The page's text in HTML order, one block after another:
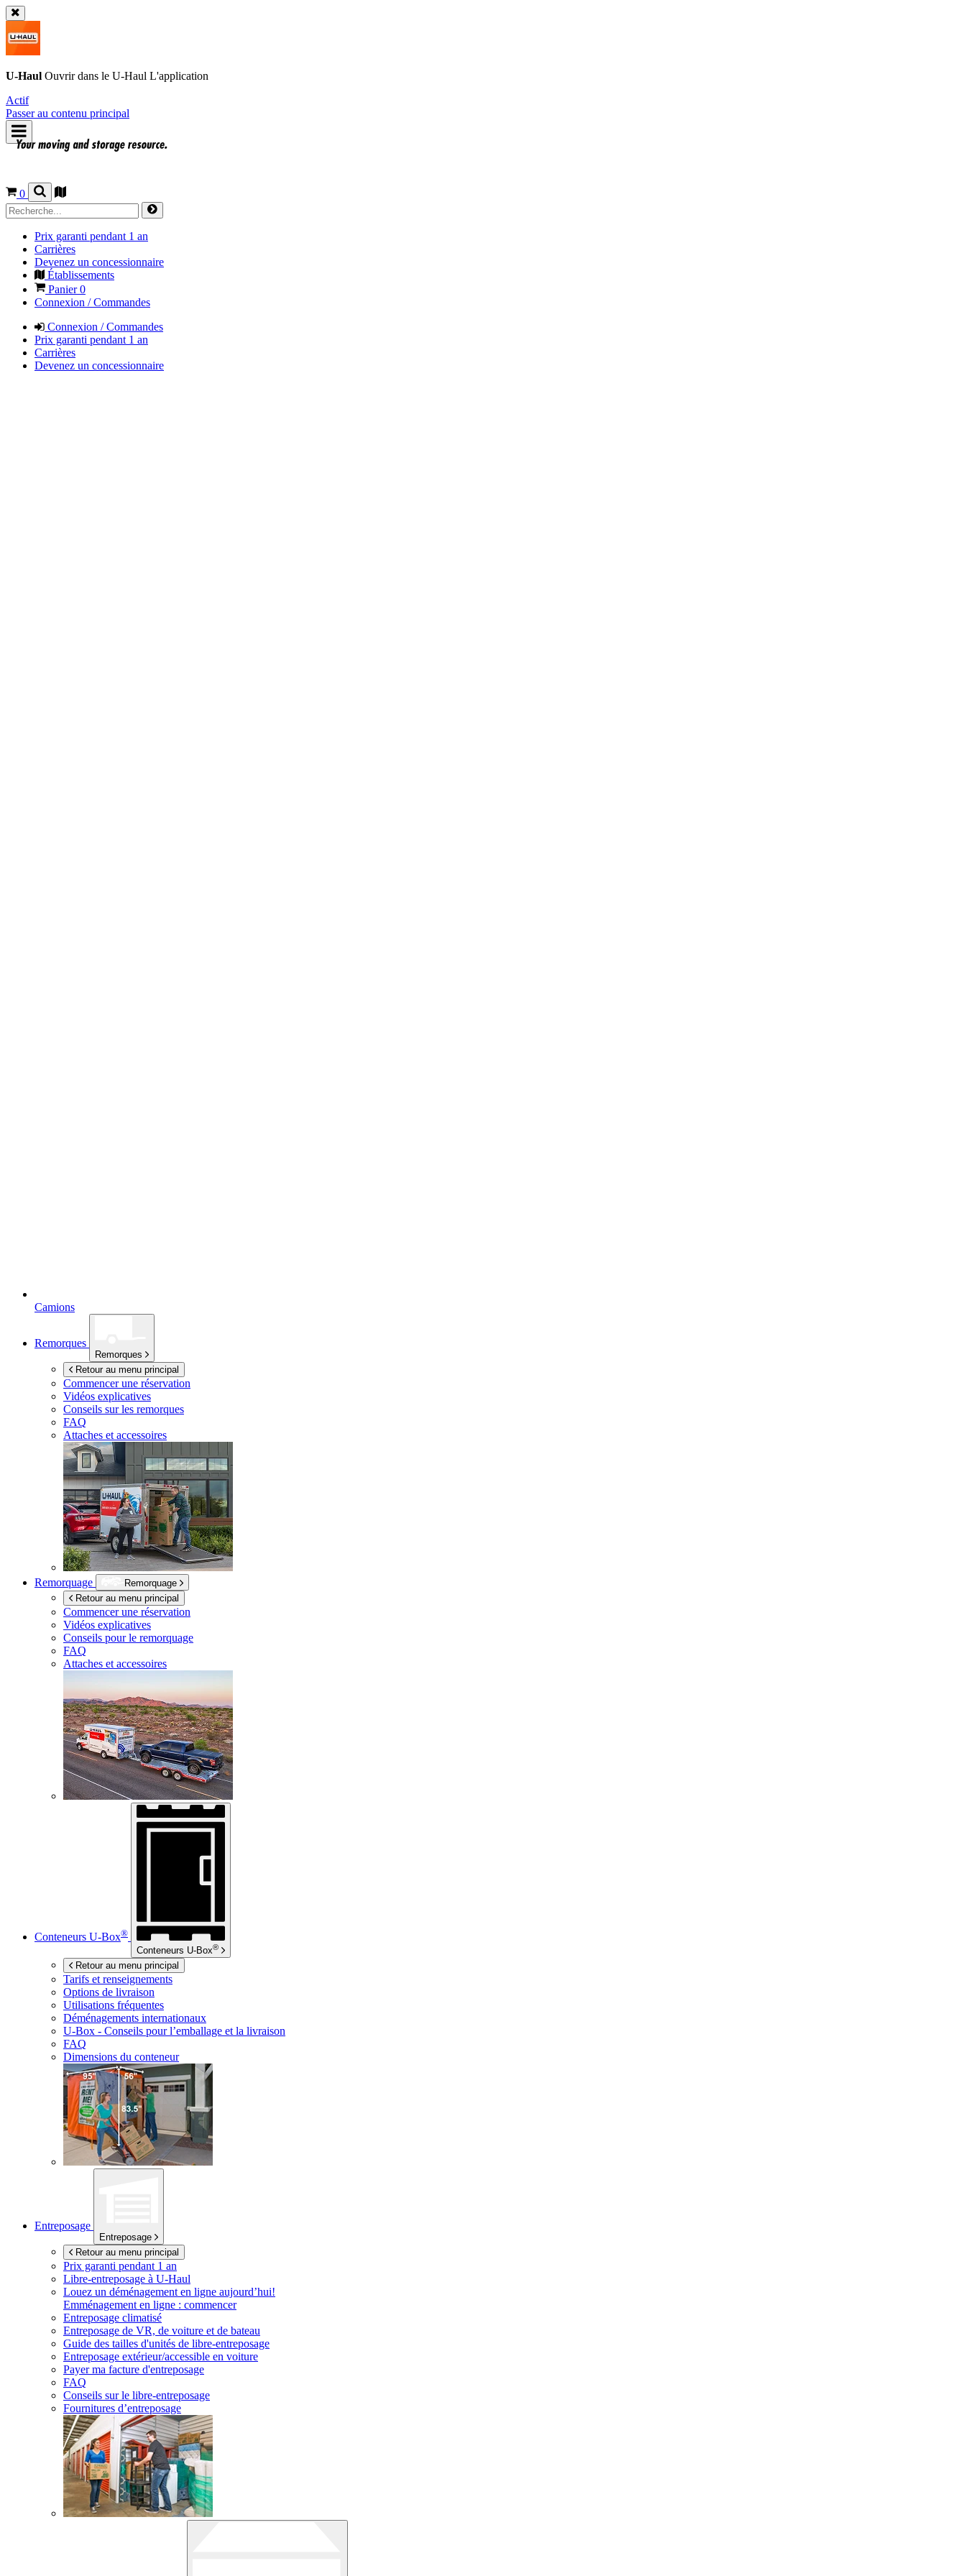
U-Haul Ouvrir dans le U-Haul L'application
Actif
Passer au contenu principal
0
Prix garanti pendant 1 an
Carrières
Devenez un concessionnaire
Établissements
Panier0
Connexion / Commandes
Connexion / Commandes
Prix garanti pendant 1 an
Carrières
Devenez un concessionnaire
Camions
Remorques
Remorques
Retour au menu principal
Commencer une réservation
Vidéos explicatives
Conseils sur les remorques
FAQ
Attaches et accessoires
Remorquage
Remorquage
Retour au menu principal
Commencer une réservation
Vidéos explicatives
Conseils pour le remorquage
FAQ
Attaches et accessoires
Conteneurs U-Box®
Conteneurs U-Box®
Retour au menu principal
Tarifs et renseignements
Options de livraison
Utilisations fréquentes
Déménagements internationaux
U-Box - Conseils pour l’emballage et la livraison
FAQ
Dimensions du conteneur
Entreposage
Entreposage
Retour au menu principal
Prix garanti pendant 1 an
Libre-entreposage à U-Haul
Louez un déménagement en ligne aujourd’hui!
Emménagement en ligne : commencer
Entreposage climatisé
Entreposage de VR, de voiture et de bateau
Guide des tailles d'unités de libre-entreposage
Entreposage extérieur/accessible en voiture
Payer ma facture d'entreposage
FAQ
Conseils sur le libre-entreposage
Fournitures d’entreposage